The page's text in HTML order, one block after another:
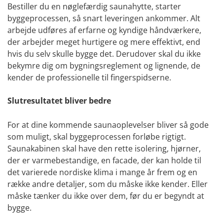
Bestiller du en nøglefærdig saunahytte, starter
byggeprocessen, så snart leveringen ankommer. Alt
arbejde udføres af erfarne og kyndige håndværkere,
der arbejder meget hurtigere og mere effektivt, end
hvis du selv skulle bygge det. Derudover skal du ikke
bekymre dig om bygningsreglement og lignende, de
kender de professionelle til fingerspidserne.
Slutresultatet bliver bedre
For at dine kommende saunaoplevelser bliver så gode
som muligt, skal byggeprocessen forløbe rigtigt.
Saunakabinen skal have den rette isolering, hjørner,
der er varmebestandige, en facade, der kan holde til
det varierede nordiske klima i mange år frem og en
række andre detaljer, som du måske ikke kender. Eller
måske tænker du ikke over dem, før du er begyndt at
bygge.